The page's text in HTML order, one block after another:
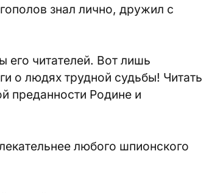
знал лично, дружил с
его читателей. Вот лишь
о людях трудной судьбы! Читать
преданности Родине и
любого шпионского